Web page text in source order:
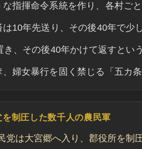
な指揮命令系統を作り、各村ご
は10年先送り、その後40年で少
き、その後40年かけて返すとい
、婦女暴行を固く禁じる「五カ
制圧した数千人の農民軍
党は大宮郷へ入り、郡役所を制